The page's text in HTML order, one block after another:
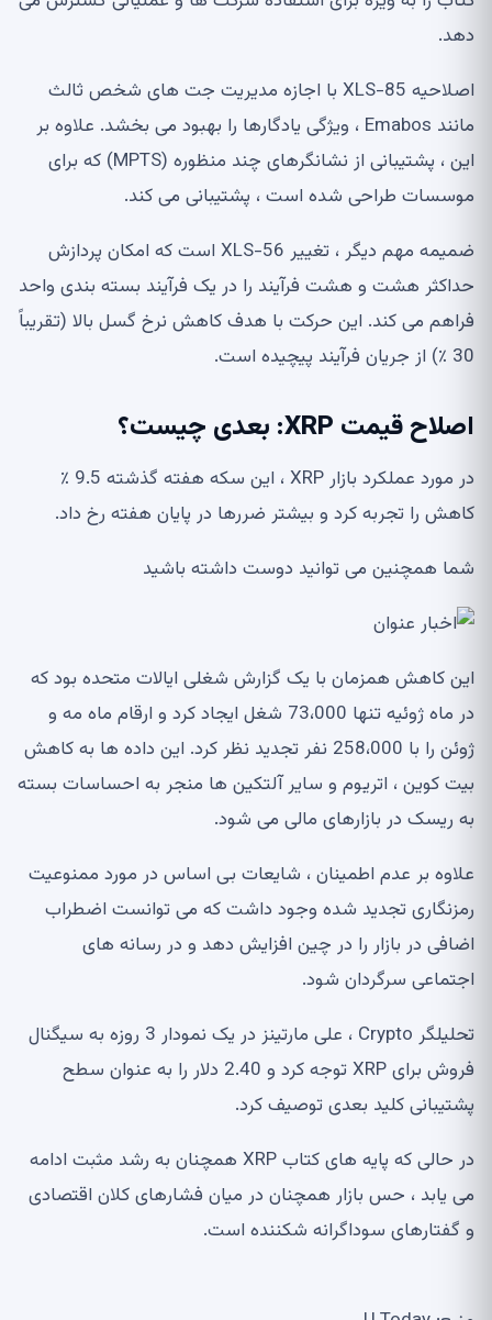
دهد.
اصلاحیه XLS-85 با اجازه مدیریت جت های شخص ثالث
مانند Emabos ، ویژگی یادگارها را بهبود می بخشد. علاوه بر
این ، پشتیبانی از نشانگرهای چند منظوره (MPTS) که برای
موسسات طراحی شده است ، پشتیبانی می کند.
ضمیمه مهم دیگر ، تغییر XLS-56 است که امکان پردازش
حداکثر هشت و هشت فرآیند را در یک فرآیند بسته بندی واحد
فراهم می کند. این حرکت با هدف کاهش نرخ گسل بالا (تقریباً
30 ٪) از جریان فرآیند پیچیده است.
اصلاح قیمت XRP: بعدی چیست؟
در مورد عملکرد بازار XRP ، این سکه هفته گذشته 9.5 ٪
کاهش را تجربه کرد و بیشتر ضررها در پایان هفته رخ داد.
شما همچنین می توانید دوست داشته باشید
این کاهش همزمان با یک گزارش شغلی ایالات متحده بود که
در ماه ژوئیه تنها 73،000 شغل ایجاد کرد و ارقام ماه مه و
ژوئن را با 258،000 نفر تجدید نظر کرد. این داده ها به کاهش
بیت کوین ، اتریوم و سایر آلتکین ها منجر به احساسات بسته
به ریسک در بازارهای مالی می شود.
علاوه بر عدم اطمینان ، شایعات بی اساس در مورد ممنوعیت
رمزنگاری تجدید شده وجود داشت که می توانست اضطراب
اضافی در بازار را در چین افزایش دهد و در رسانه های
اجتماعی سرگردان شود.
تحلیلگر Crypto ، علی مارتینز در یک نمودار 3 روزه به سیگنال
فروش برای XRP توجه کرد و 2.40 دلار را به عنوان سطح
پشتیبانی کلید بعدی توصیف کرد.
در حالی که پایه های کتاب XRP همچنان به رشد مثبت ادامه
می یابد ، حس بازار همچنان در میان فشارهای کلان اقتصادی
و گفتارهای سوداگرانه شکننده است.